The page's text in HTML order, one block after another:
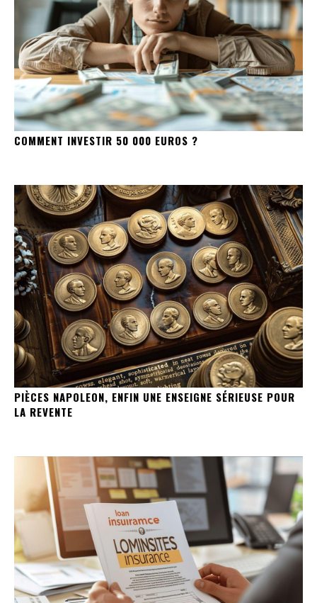
COMMENT INVESTIR 50 000 EUROS ?
PIÈCES NAPOLEON, ENFIN UNE ENSEIGNE SÉRIEUSE POUR
LA REVENTE